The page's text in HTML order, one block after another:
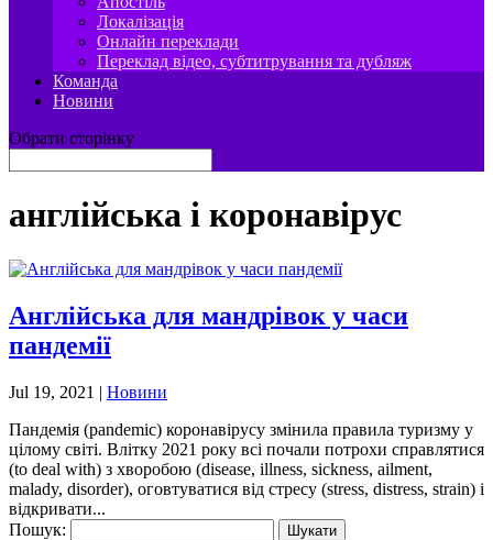
Локалізація
Онлайн переклади
Переклад відео, субтитрування та дубляж
Команда
Новини
Обрати сторінку
англійська і коронавірус
Англійська для мандрівок у часи
пандемії
Jul 19, 2021 | Новини
Пандемія (pandemic) коронавірусу змінила правила туризму у
цілому світі. Влітку 2021 року всі почали потрохи справлятися
(to deal with) з хворобою (disease, illness, sickness, ailment,
malady, disorder), оговтуватися від стресу (stress, distress, strain) і
відкривати...
Пошук: